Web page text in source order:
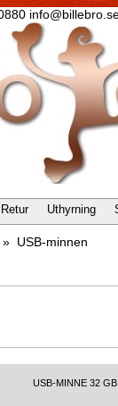
Retur Uthyrning
» USB-minnen
USB-MINNE 32